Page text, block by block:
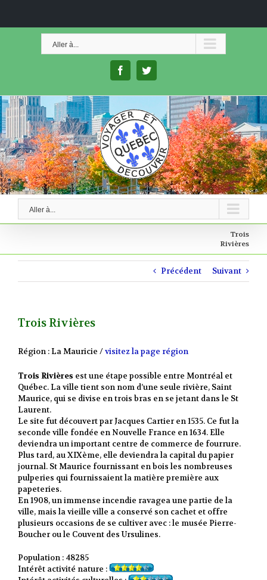
Aller à...
facebooktwitter
Aller à...
Trois
Rivières
Précédent Suivant
Trois Rivières
Région : La Mauricie /visitez la page région
Trois Rivières est une étape possible entre Montréal et
Québec. La ville tient son nom d’une seule rivière, Saint
Maurice, qui se divise en trois bras en se jetant dans le St
Laurent.
Le site fut découvert par Jacques Cartier en 1535. Ce fut la
seconde ville fondée en Nouvelle France en 1634. Elle
deviendra un important centre de commerce de fourrure.
Plus tard, au XIXème, elle deviendra la capital du papier
journal. St Maurice fournissant en bois les nombreuses
pulperies qui fournissaient la matière première aux
papeteries.
En 1908, un immense incendie ravagea une partie de la
ville, mais la vieille ville a conservé son cachet et offre
plusieurs occasions de se cultiver avec : le musée Pierre-
Boucher ou le Couvent des Ursulines.
Population : 48285
Intérêt activité nature :